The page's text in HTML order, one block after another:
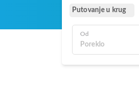
Putovanje u krug
Od